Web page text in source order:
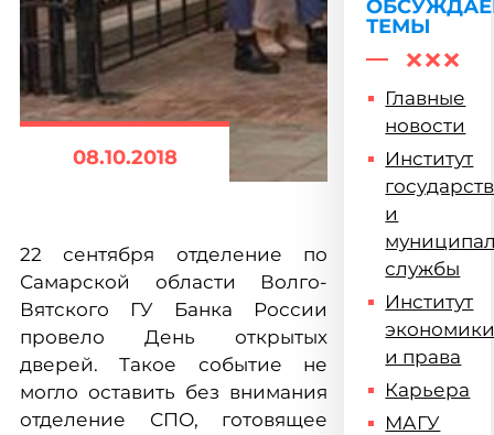
08.10.2018
22 сентября отделение по
Самарской области Волго-
Вятского ГУ Банка России
провело День открытых
дверей. Такое событие не
могло оставить без внимания
отделение СПО, готовящее
ТЕМЫ
Главные
новости
Институт
и
службы
Институт
и права
Карьера
МАГУ